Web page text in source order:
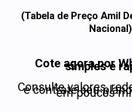
(Tabela de Preço Amil
Nacional)
Cote agora por
simples e
Consulte valores,
e contrate seu
em poucos